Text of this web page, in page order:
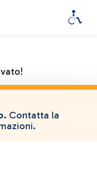
Contatta la